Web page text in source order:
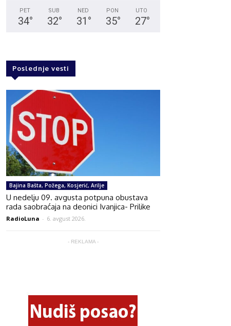
PET
34°
SUB
32°
NED
31 °
PON
35°
UTO
27°
Poslednje vesti
Bajina Bašta, Požega, Kosjerić, Arilje
U nedelju 09. avgusta potpuna obustava
rada saobraćaja na deonici Ivanjica- Prilike
RadioLuna - 6. avgust 2026.
- REKLAMA -